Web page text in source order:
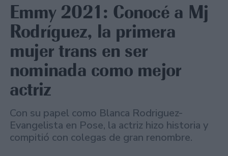
Emmy 2021: Conocé a Mj
Rodríguez, la primera
mujer trans en ser
nominada como mejor
actriz
Con su papel como Blanca Rodriguez-
Evangelista en Pose, la actriz hizo historia y
compitió con colegas de gran renombre.